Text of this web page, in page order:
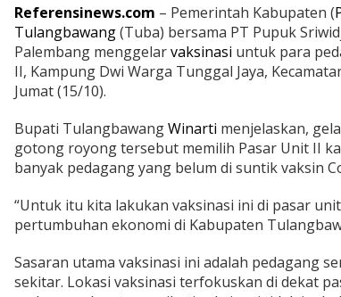
m
a
P
T
P
u
r
P
a
e
m
b
n
g
Referensinews.com – Pemerintah Kabupaten (
Tulangbawang(Tuba) bersama PT Pupuk
Palembang menggelarvaksinasi untuk para
II, Kampung Dwi Warga Tunggal Jaya,
Jumat (15/10).
Bupati TulangbawangWinarti menjelaskan,
gotong royong tersebut memilih Pasar Unit II
banyak pedagang yang belum di suntik vaksin
“Untuk itu kita lakukan vaksinasi ini di pasar
pertumbuhan ekonomi di Kabupaten
Sasaran utama vaksinasi ini adalah pedagang
sekitar. Lokasi vaksinasi terfokuskan di dekat